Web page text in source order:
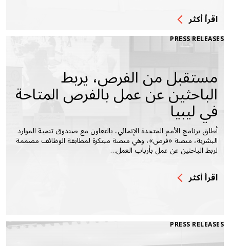
اقرأ أكثر
PRESS RELEASES
مستقبل من الفرص، يربط
الباحثين عن عمل بالفرص المتاحة
في ليبيا
أطلق برنامج الأمم المتحدة الإنمائي، بالتعاون مع صندوق تنمية الموارد
البشرية، منصة «فرص»، وهي منصة مبتكرة لمطابقة الوظائف مصممة
لربط الباحثين عن عمل بأرباب العمل…
اقرأ أكثر
PRESS RELEASES